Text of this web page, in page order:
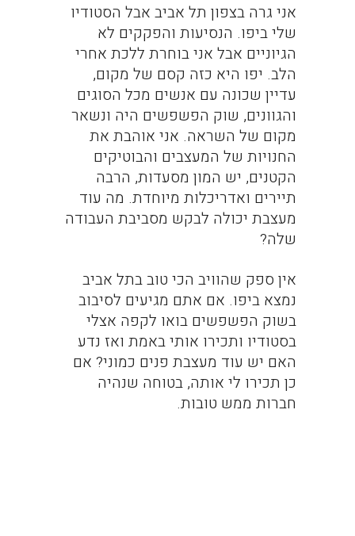
אני גרה בצפון תל אביב אבל הסטודיו
שלי ביפו. הנסיעות והפקקים לא
הגיוניים אבל אני בוחרת ללכת אחרי
הלב. יפו היא כזה קסם של מקום,
עדיין שכונה עם אנשים מכל הסוגים
והגוונים, שוק הפשפשים היה ונשאר
מקום של השראה. אני אוהבת את
החנויות של המעצבים והבוטיקים
הקטנים, יש המון מסעדות, הרבה
תיירים ואדריכלות מיוחדת. מה עוד
מעצבת יכולה לבקש מסביבת העבודה
שלה?
אין ספק שהוויב הכי טוב בתל אביב
נמצא ביפו. אם אתם מגיעים לסיבוב
בשוק הפשפשים בואו לקפה אצלי
בסטודיו ותכירו אותי באמת ואז נדע
האם יש עוד מעצבת פנים כמוני? אם
כן תכירו לי אותה, בטוחה שנהיה
חברות ממש טובות.